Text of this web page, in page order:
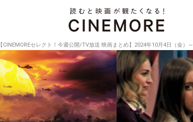
【CINEMOREセレクト！今週公開/TV放送 映画まとめ】2024年10月4日（金）～